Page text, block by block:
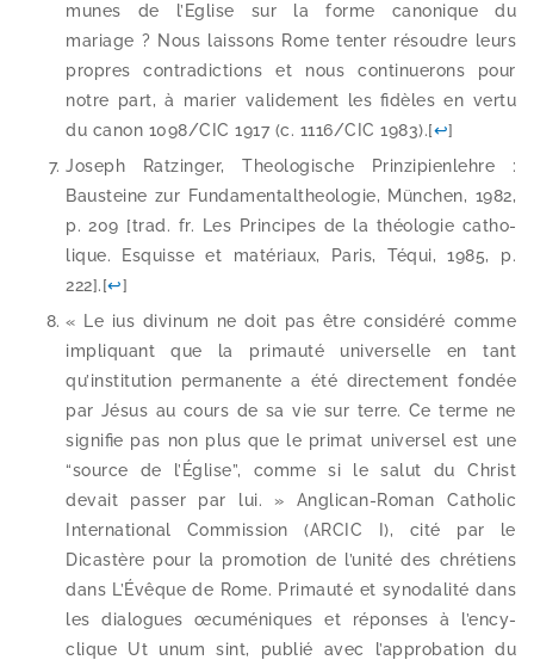
munes de l’Eglise sur la forme cano­nique du
mariage ? Nous lais­sons Rome ten­ter résoudre leurs
propres contra­dic­tions et nous conti­nue­rons pour
notre part, à marier vali­de­ment les fidèles en ver­tu
du canon 1098/​CIC 1917 (c. 1116/​CIC 1983).[↩]
Joseph Ratzinger, Theologische Prinzipienlehre :
Bausteine zur Fundamentaltheologie, München, 1982,
p. 209 [trad. fr. Les Principes de la théo­lo­gie catho­
lique. Esquisse et maté­riaux, Paris, Téqui, 1985, p.
222].[↩]
« Le ius divi­num ne doit pas être consi­dé­ré comme
impli­quant que la pri­mau­té uni­ver­selle en tant
qu’institution per­ma­nente a été direc­te­ment fon­dée
par Jésus au cours de sa vie sur terre. Ce terme ne
signi­fie pas non plus que le pri­mat uni­ver­sel est une
“source de l’Église”, comme si le salut du Christ
devait pas­ser par lui. » Anglican-​Roman Catholic
International Commission (ARCIC I), cité par le
Dicastère pour la pro­mo­tion de l’unité des chré­tiens
dans L’Évêque de Rome. Primauté et syno­da­li­té dans
les dia­logues œcu­mé­niques et réponses à l’en­cy­
clique Ut unum sint, publié avec l’ap­pro­ba­tion du